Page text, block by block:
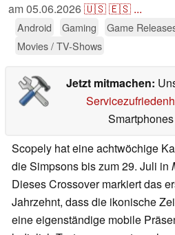
am05.06.2026🇺🇸🇪🇸 ...
Android Gaming Game
Movies / TV-Shows
Jetzt mitmachen:
Scopely hat eine achtwöchige
die Simpsons bis zum 29. Juli in
Dieses Crossover markiert das
Jahrzehnt, dass die ikonische
eine eigenständige mobile